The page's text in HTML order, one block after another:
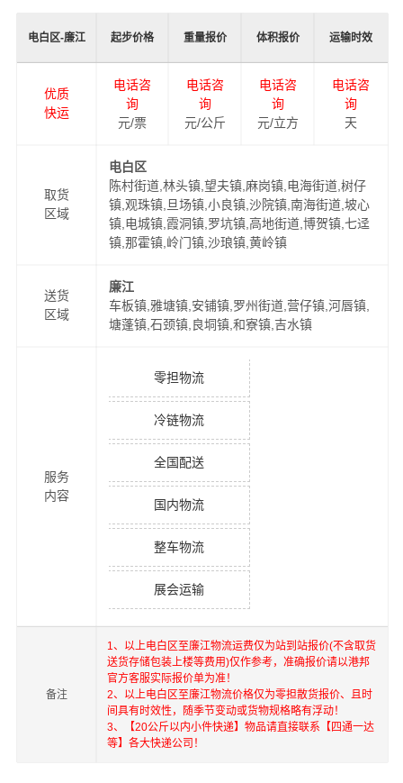
电白区-廉江 起步价格 重量报价 体积报价 运输时效
优质
快运
电话咨
询
元/票
电话咨
询
元/公斤
电话咨
询
元/立方
电话咨
询
天
取货
区域
电白区
陈村街道,林头镇,望夫镇,麻岗镇,电海街道,树仔
镇,观珠镇,旦场镇,小良镇,沙院镇,南海街道,坡心
镇,电城镇,霞洞镇,罗坑镇,高地街道,博贺镇,七迳
镇,那霍镇,岭门镇,沙琅镇,黄岭镇
送货
区域
廉江
车板镇,雅塘镇,安铺镇,罗州街道,营仔镇,河唇镇,
塘蓬镇,石颈镇,良垌镇,和寮镇,吉水镇
服务
内容
零担物流
冷链物流
全国配送
国内物流
整车物流
展会运输
备注
1、以上电白区 至廉江物流运费仅为站到站报价(不含取货
送货存储包装上楼等费用)仅作参考，准确报价请以港邦
官方客服实际报价单为准！
2、以上电白区 至廉江物流价格仅为零担散货报价、且时
间具有时效性，随季节变动或货物规格略有浮动！
3、【20公斤以内小件快递】物品请直接联系【四通一达
等】各大快递公司！